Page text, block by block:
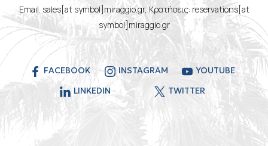
Email. sales[at symbol]miraggio.gr, Κρατήσεις: reservations[at
symbol]miraggio.gr
FACEBOOK INSTAGRAM
YOUTUBE
LINKEDIN
TWITTER